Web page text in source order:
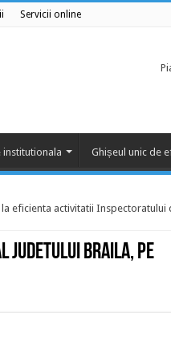
Servicii online
Ghișeul unic de
eficienta activitatii Inspectoratului
Braila, pe